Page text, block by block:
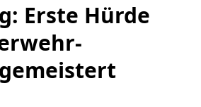
Erste Hürde